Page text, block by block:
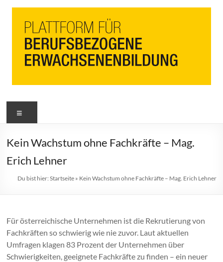
PbEB
Plattform
berufsbezogene
Kein Wachstum ohne Fachkräfte – Mag.
Erich Lehner
Du bist hier: Startseite» Kein Wachstum ohne Fachkräfte – Mag. Erich Lehner
Für österreichische Unternehmen ist die Rekrutierung von
Fachkräften so schwierig wie nie zuvor. Laut aktuellen
Umfragen klagen 83 Prozent der Unternehmen über
Schwierigkeiten, geeignete Fachkräfte zu finden – ein neuer